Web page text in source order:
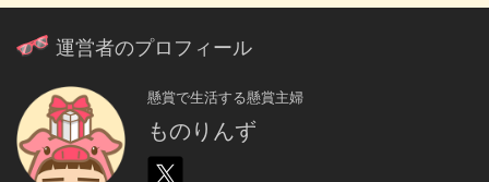
運営者のプロフィール
懸賞で生活する懸賞主婦
ものりんず